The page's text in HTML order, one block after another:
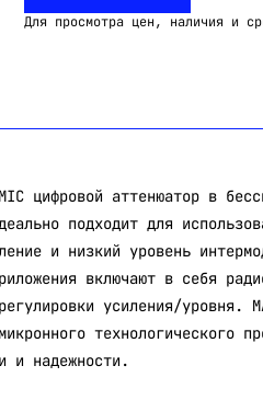
Для просмотра цен, наличия и
цифровой аттенюатор в
подходит для
и низкий уровень
включают в себя
усиления/уровня.
технологического
и надежности.